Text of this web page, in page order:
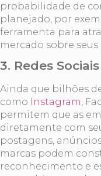
probabilidade de
planejado, por
ferramenta para
mercado sobre
3. Redes Sociais
Ainda que bilhões
como Instagram,
permitem que as
diretamente com
postagens,
marcas podem
reconhecimento e